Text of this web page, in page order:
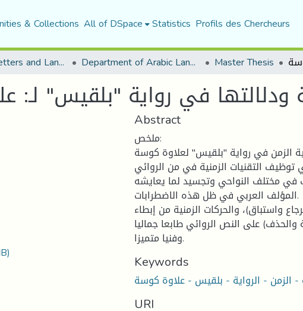
& Collections All of DSpace Statistics Profils des Chercheurs
Faculty of Letters and Languages Department of Arabic Language and Literature Master Thesis
ودلالتها في رواية "بلقيس" لـ:
Abstract
ملخص:
الزمن في رواية "بلقيس" لعلاوة كوسة
توظيف التقنيات الزمنية في من الروائي.
في مختلف النواحي وتجسيد لما يعايشه
المؤلف العربي في ظل هذه الاضطرابات.
واستباق)، والحركات الزمنية من إبطاء
على النص الروائي طابعا جماليا
وفنيا متميزا.
Keywords
URI